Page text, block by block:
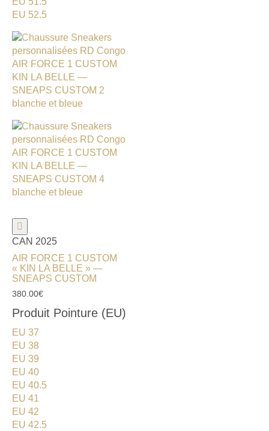
EU 52.5
CAN 2025
AIR FORCE 1 CUSTOM
« KIN LA BELLE » —
SNEAPS CUSTOM
380.00€
Produit Pointure (EU)
EU 37
EU 38
EU 39
EU 40
EU 40.5
EU 41
EU 42
EU 42.5